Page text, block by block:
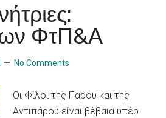
ΦτΠ&Α
No Comments
Οι Φίλοι της Πάρου και της
Αντιπάρου είναι βέβαια υπέρ